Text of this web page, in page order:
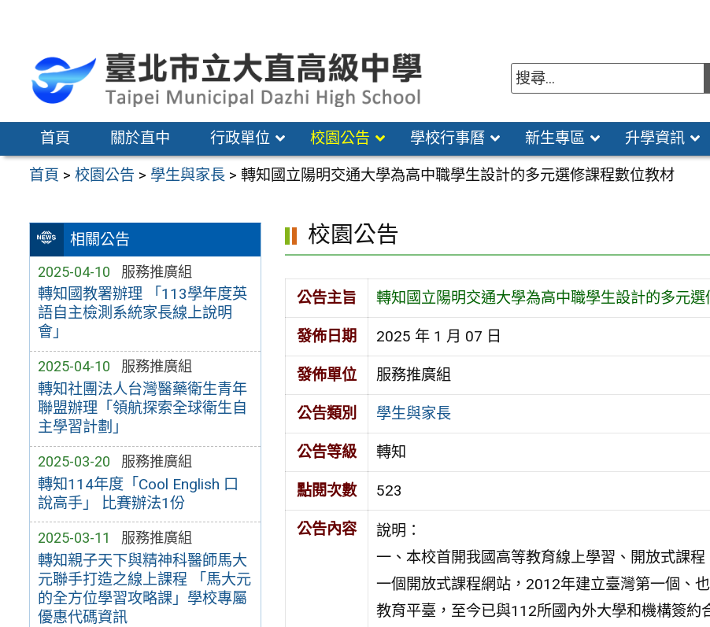
區
首頁 關於直中 行政單位 校園公告 學校行事曆 新生專區 升學資訊
首頁 >校園公告 > 學生與家長 >轉知國立陽明交通大學為高中職學生設計的多元選修課程數位教材
相關公告
2025-04-10 服務推廣組
轉知國教署辦理 「113學年度英
語自主檢測系統家長線上說明
會」
2025-04-10 服務推廣組
轉知社團法人台灣醫藥衛生青年
聯盟辦理「領航探索全球衛生自
主學習計劃」
2025-03-20 服務推廣組
轉知114年度「Cool English 口
說高手」 比賽辦法1份
2025-03-11 服務推廣組
轉知親子天下與精神科醫師馬大
元聯手打造之線上課程 「馬大元
的全方位學習攻略課」學校專屬
優惠代碼資訊
校園公告
公告主旨 轉知國立陽明交通大學為高中職學生設計的多元
發佈日期 2025 年 1 月 07 日
發佈單位 服務推廣組
公告類別 學生與家長
公告等級 轉知
點閱次數 523
公告內容
說明：
一、本校首開我國高等教育線上學習、開放式課
一個開放式課程網站，2012年建立臺灣第一個、
教育平臺，至今已與112所國內外大學和機構簽